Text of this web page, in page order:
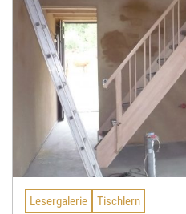
Lesergalerie Tischlern